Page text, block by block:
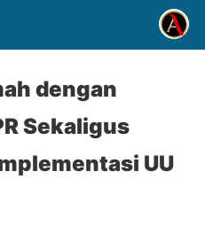
dengan
Sekaligus
UU